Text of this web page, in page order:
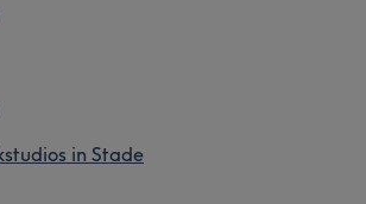
in Stade